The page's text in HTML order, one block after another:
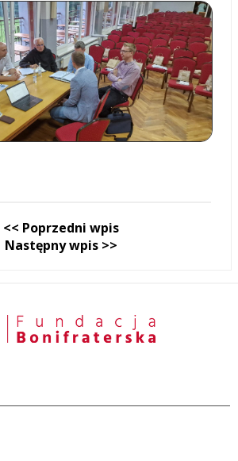
<< Poprzedni wpis
Następny wpis >>